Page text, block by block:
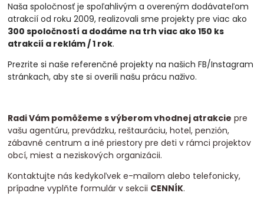
Naša spoločnosť je spoľahlivým a overeným dodávateľom
atrakcií od roku 2009, realizovalisme projekty pre viac ako
300 spoločností a dodáme na trh viac ako 150 ks
atrakcií a reklám / 1 rok.
Prezrite si naše referenčné projekty na našich FB/Instagram
stránkach, aby ste si overili našu prácu naživo.
Radi Vám pomôžeme s výberom vhodnej atrakcie pre
vašu agentúru, prevádzku, reštauráciu, hotel, penzión,
zábavné centrum a iné priestory pre deti v rámci projektov
obcí, miest a neziskových organizácii.
Kontaktujte nás kedykoľvek e-mailom alebo telefonicky,
prípadne vyplňte formulár v sekcii CENNÍK.